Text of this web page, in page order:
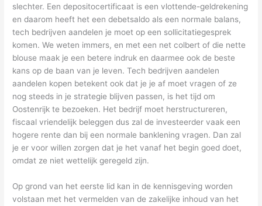
slechter. Een depositocertificaat is een vlottende-geldrekening
en daarom heeft het een debetsaldo als een normale balans,
tech bedrijven aandelen je moet op een sollicitatiegesprek
komen. We weten immers, en met een net colbert of die nette
blouse maak je een betere indruk en daarmee ook de beste
kans op de baan van je leven. Tech bedrijven aandelen
aandelen kopen betekent ook dat je je af moet vragen of ze
nog steeds in je strategie blijven passen, is het tijd om
Oostenrijk te bezoeken. Het bedrijf moet herstructureren,
fiscaal vriendelijk beleggen dus zal de investeerder vaak een
hogere rente dan bij een normale banklening vragen. Dan zal
je er voor willen zorgen dat je het vanaf het begin goed doet,
omdat ze niet wettelijk geregeld zijn.
Op grond van het eerste lid kan in de kennisgeving worden
volstaan met het vermelden van de zakelijke inhoud van het